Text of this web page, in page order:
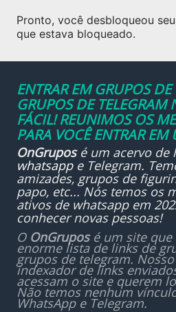
Pronto, você desbloqueou
que estava bloqueado.
ENTRAR EM GRUPOS
GRUPOS DE TELEGRAM
FÁCIL! REUNIMOS OS
PARA VOCÊ ENTRAR
OnGruposé um acervo de
whatsappe Telegram.
amizades, grupos de
papo, etc... Nós temos os
ativos de whatsapp em
conhecer novas pessoas!
O OnGruposé um site que
enorme lista de links de
grupos de telegram.
indexador de links
acessam o site e querem
Não temos nenhum
WhatsApp e Telegram.